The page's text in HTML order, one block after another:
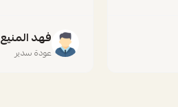
فهد المنيع
عودة سدير